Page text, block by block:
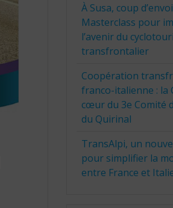
À Susa, coup
Masterclass pour
l’avenir du
transfrontalier
Coopération
franco-italienne : la
cœur du 3e Comité
du Quirinal
TransAlpi, un
pour simplifier la
entre France et